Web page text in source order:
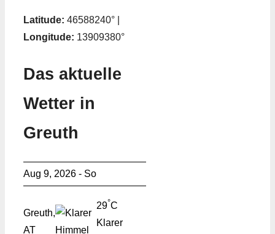
Latitude: 46588240° |
Longitude: 13909380°
Das aktuelle
Wetter in
Greuth
Aug 9, 2026 - So
Greuth,
AT
29°C
Klarer